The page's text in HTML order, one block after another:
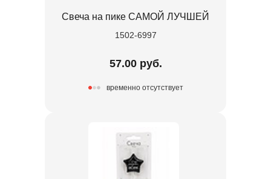
Свеча на пике САМОЙ ЛУЧШЕЙ
1502-6997
57.00 руб.
временно отсутствует